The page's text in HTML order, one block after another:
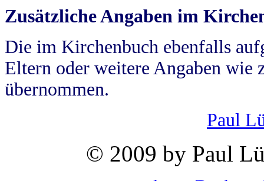
Zusätzliche Angaben im
Die im Kirchenbuch ebenfalls
Eltern oder weitere Angaben wie
übernommen.
Paul
© 2009 by Paul